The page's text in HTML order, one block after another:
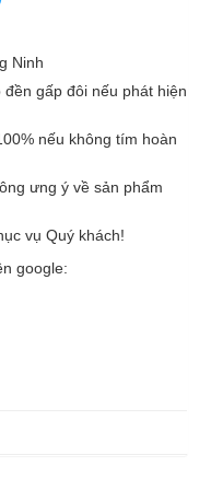
Ninh
gấp đôi nếu phát hiện
nếu không tím hoàn
ưng ý về sản phẩm
vụ Quý khách!
google: